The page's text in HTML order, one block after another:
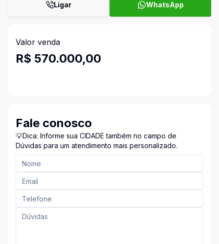
Ligar WhatsApp
Valor venda
R$ 570.000,00
Fale conosco
💡Dica: Informe sua CIDADE também no campo de
Dúvidas para um atendimento mais personalizado.